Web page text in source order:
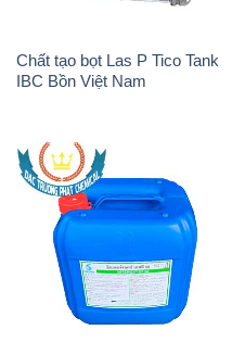
Chất tạo bọt Las P Tico Tank
IBC Bồn Việt Nam